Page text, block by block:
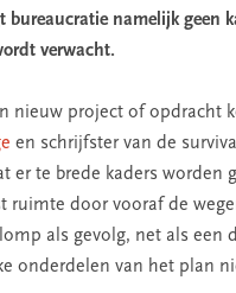
namelijk geen
verwacht.
nieuw project of opdracht
en schrijfster van de
er te brede kaders worden
ruimte door vooraf de
als gevolg, net als een
onderdelen van het plan